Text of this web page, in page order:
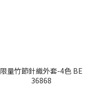
限量竹節針織外套-4色 BE
36868